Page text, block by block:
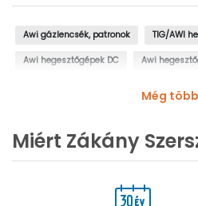
Awi gázlencsék, patronok TIG/AWI
Awi hegesztőgépek DC Awi
Még több
Miért Zákány